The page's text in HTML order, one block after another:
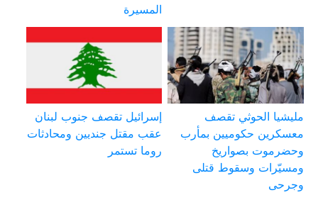
المسيرة
مليشيا الحوثي تقصف
معسكرين حكوميين بمأرب
وحضرموت بصواريخ
ومسيّرات وسقوط قتلى
وجرحى
إسرائيل تقصف جنوب لبنان
عقب مقتل جنديين ومحادثات
روما تستمر